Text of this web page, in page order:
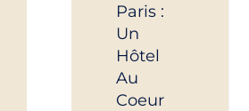
Paris :
Un
Hôtel
Au
Coeur